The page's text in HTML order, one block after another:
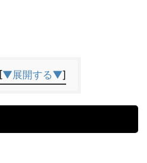
[▼展開する▼]